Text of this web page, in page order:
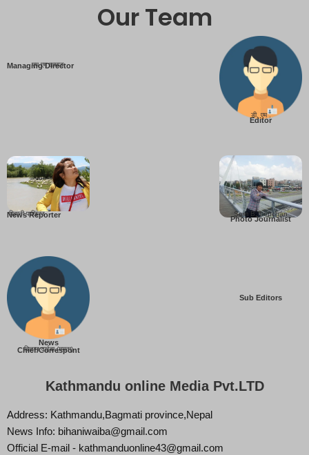
Our Team
Managing Director
एम एम तामाङ
Editor
डी. एम .
News Reporter
बिहानी पाख्रिन
Photo Journalist
Som B. Lopchan
News
Chief/Correspont
बिज्ञान वाईबा (ममता)
Sub Editors
Kathmandu online Media Pvt.LTD
Address: Kathmandu,Bagmati province,Nepal
News Info: bihaniwaiba@gmail.com
Official E-mail - kathmanduonline43@gmail.com